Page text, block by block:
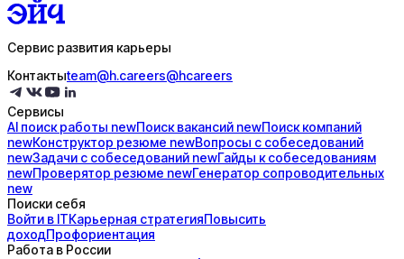
Сервис развития карьеры
Контактыteam@h.careers@hcareers
Сервисы
AI поискработы newПоисквакансий newПоисккомпаний
newКонструктор резюме newВопросы с собеседований
newЗадачи с собеседований newГайды ксобеседованиям
newПроверятор резюме newГенератор сопроводительных
new
Поиски себя
Войти в ITКарьерная стратегияПовысить
доходПрофориентация
Работа в России